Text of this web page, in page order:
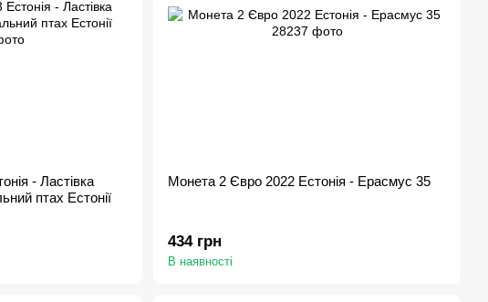
- Ластівка
птах Естонії
Монета 2 Євро 2022 Естонія - Ерасмус 35
434 грн
В наявності